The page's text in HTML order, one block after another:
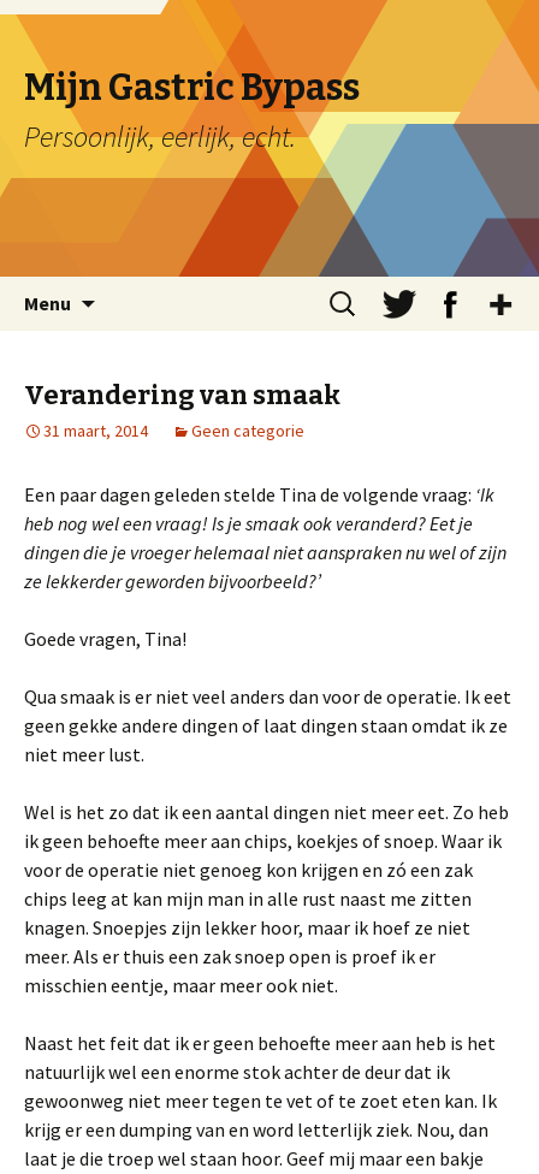
Mijn Gastric Bypass
Persoonlijk, eerlijk, echt.
Menu
Zoek
en n
Verandering van smaak
31 maart, 2014 Geen categorie
Een paar dagen geleden stelde Tina de volgende vraag: ‘Ik
heb nog wel een vraag! Is je smaak ook veranderd? Eet je
dingen die je vroeger helemaal niet aanspraken nu wel of zijn
ze lekkerder geworden bijvoorbeeld?’
Goede vragen, Tina!
Qua smaak is er niet veel anders dan voor de operatie. Ik eet
geen gekke andere dingen of laat dingen staan omdat ik ze
niet meer lust.
Wel is het zo dat ik een aantal dingen niet meer eet. Zo heb
ik geen behoefte meer aan chips, koekjes of snoep. Waar ik
voor de operatie niet genoeg kon krijgen en zó een zak
chips leeg at kan mijn man in alle rust naast me zitten
knagen. Snoepjes zijn lekker hoor, maar ik hoef ze niet
meer. Als er thuis een zak snoep open is proef ik er
misschien eentje, maar meer ook niet.
Naast het feit dat ik er geen behoefte meer aan heb is het
natuurlijk wel een enorme stok achter de deur dat ik
gewoonweg niet meer tegen te vet of te zoet eten kan. Ik
krijg er een dumping van en word letterlijk ziek. Nou, dan
laat je die troep wel staan hoor. Geef mij maar een bakje